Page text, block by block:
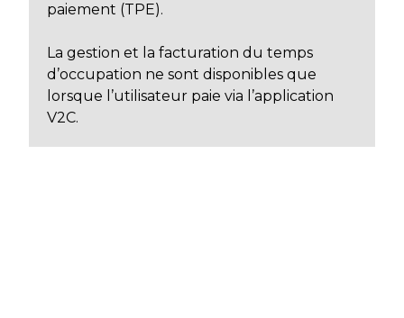
paiement (TPE).
La gestion et la facturation du temps
d’occupation ne sont disponibles que
lorsque l’utilisateur paie via l’application
V2C.